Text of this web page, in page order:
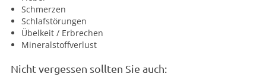
Schmerzen
Schlafstörungen
Übelkeit / Erbrechen
Mineralstoffverlust
Nicht vergessen sollten Sie auch: